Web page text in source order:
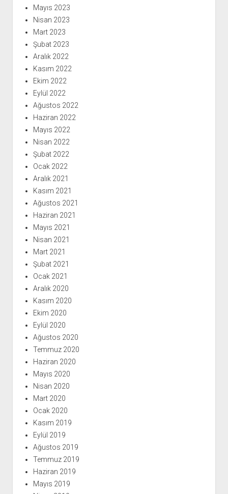
Mayıs 2023
Nisan 2023
Mart 2023
Şubat 2023
Aralık 2022
Kasım 2022
Ekim 2022
Eylül 2022
Ağustos 2022
Haziran 2022
Mayıs 2022
Nisan 2022
Şubat 2022
Ocak 2022
Aralık 2021
Kasım 2021
Ağustos 2021
Haziran 2021
Mayıs 2021
Nisan 2021
Mart 2021
Şubat 2021
Ocak 2021
Aralık 2020
Kasım 2020
Ekim 2020
Eylül 2020
Ağustos 2020
Temmuz 2020
Haziran 2020
Mayıs 2020
Nisan 2020
Mart 2020
Ocak 2020
Kasım 2019
Eylül 2019
Ağustos 2019
Temmuz 2019
Haziran 2019
Mayıs 2019